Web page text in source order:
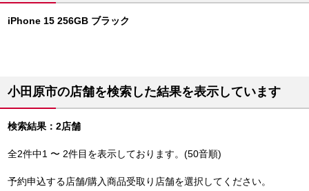
iPhone 15 256GB ブラック
小田原市の店舗を検索した結果を表示しています
検索結果：2店舗
全2件中1 〜 2件目を表示しております。(50音順)
予約申込する店舗/購入商品受取り店舗を選択してください。